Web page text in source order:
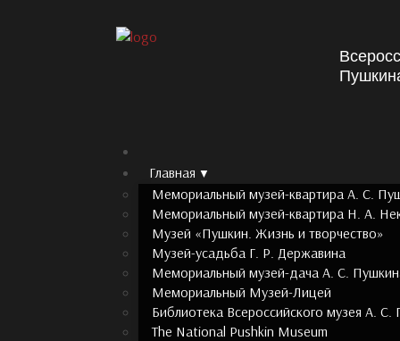
Главная
Мемориальный музей-квартира А. С.
Мемориальный музей-квартира Н. А.
Музей «Пушкин. Жизнь и творчество»
Музей-усадьба Г. Р. Державина
Мемориальный музей-дача А. С.
Мемориальный Музей-Лицей
Библиотека Всероссийского музея А. С.
The National Pushkin Museum